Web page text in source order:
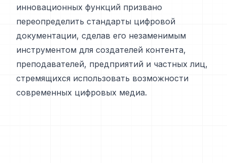
инновационных функций призвано
переопределить стандарты цифровой
документации, сделав его незаменимым
инструментом для создателей контента,
преподавателей, предприятий и частных лиц,
стремящихся использовать возможности
современных цифровых медиа.